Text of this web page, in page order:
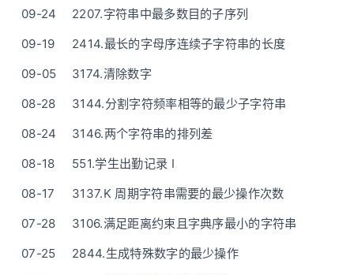
09-24
2207.字符串中最多数目的子序列
09-19
2414.最长的字母序连续子字符串的长度
09-05
3174.清除数字
08-28
3144.分割字符频率相等的最少子字符串
08-24
3146.两个字符串的排列差
08-18
551.学生出勤记录 I
08-17
3137.K 周期字符串需要的最少操作次数
07-28
3106.满足距离约束且字典序最小的字符串
07-25
2844.生成特殊数字的最少操作